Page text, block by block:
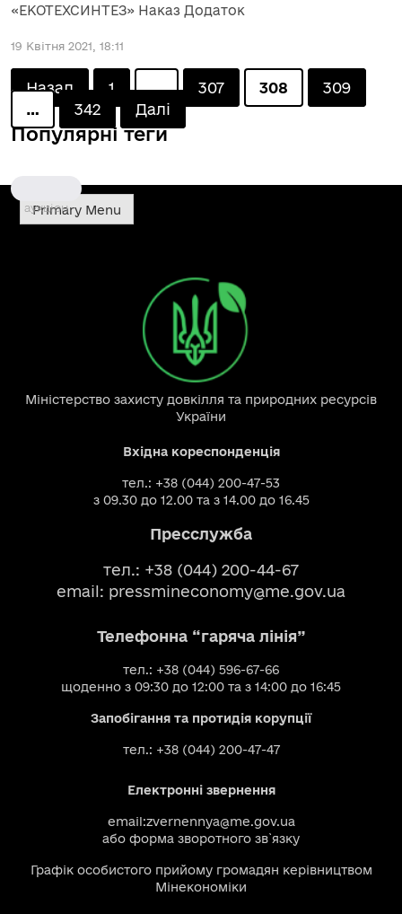
«ЕКОТЕХСИНТЕЗ» Наказ Додаток
19 Квітня 2021, 18:11
Posts
pagination
Назад 1 … 307 308
309
…
342 Далі
Популярні теги
аукціон
Primary Menu
Міністерство захисту довкілля та природних ресурсів
України
Вхідна кореспонденція
тел.: +38 (044) 200-47-53
з 09.30 до 12.00 та з 14.00 до 16.45
Пресслужба
тел.: +38 (044) 200-44-67
email: pressmineconomy@me.gov.ua
Телефонна “гаряча лінія”
тел.: +38 (044) 596-67-66
щоденно з 09:30 до 12:00 та з 14:00 до 16:45
Запобігання та протидія корупції
тел.: +38 (044) 200-47-47
Електронні звернення
email:zvernennya@me.gov.ua
або форма зворотного зв`язку
Графік особистого прийому громадян керівництвом
Мінекономіки